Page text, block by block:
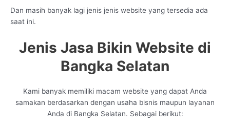
Dan masih banyak lagi jenis jenis website yang tersedia ada
saat ini.
Jenis Jasa Bikin Website di
Bangka Selatan
Kami banyak memiliki macam website yang dapat Anda
samakan berdasarkan dengan usaha bisnis maupun layanan
Anda di Bangka Selatan. Sebagai berikut: